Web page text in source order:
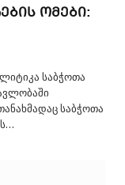
ᲝᲛᲔᲑᲘ:
საბჭოთა
საბჭოთა